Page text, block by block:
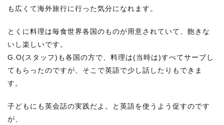
も広くて海外旅行に行った気分になれます。
とくに料理は毎食世界各国のものが用意されていて、飽きな
いし楽しいです。
G.O(スタッフ)も各国の方で、料理は(当時は)すべてサーブし
てもらったのですが、そこで英語で少し話したりもできま
す。
子どもにも英会話の実践だよ。と英語を使うよう促すのです
が、